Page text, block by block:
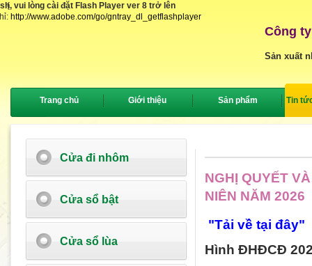
vui lòng cài đặt Flash Player ver 8 trở lên
http://www.adobe.com/go/gntray_dl_getflashplayer
{
Công
Sản xuất
Trang chủ Giới thiệu Sản phẩm Tin
Cửa đi nhôm
Cửa sổ bật
Cửa sổ lùa
NGHỊ QUYẾT
NIÊN NĂM 2026
"Tải về tại đây"
Hình ĐHĐCĐ